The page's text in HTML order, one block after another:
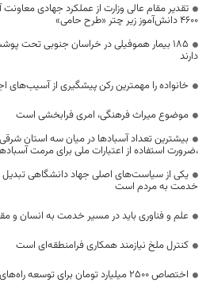
تقدیر مقام عالی وزارت از عملکرد جهادی
۴۶۰۰ دانش‌آموز زیر چتر «طرح حامی»
۱۸۵ بیمار هموفیلی در خراسان جنوبی تحت
دارند
خانواده را مهمترین رکن پیشگیری از آسیب‌های
موضوع میراث فرهنگی، امری فرابخشی است
بیشترین تعداد آسبادها در میان سه استان
،ضرورت استفاده از اعتبارات ملی برای مرمت
یکی از سیاست‌های اصلی جهاد دانشگاهی
خدمت به مردم است
علم و فناوری باید در مسیر خدمت به انسان و
کنترل ملخ نیازمند همکاری فرامنطقه‌ای است
اختصاص 2500 میلیارد تومان برای توسعه راه‌های دوبانده خراسان جنوبی